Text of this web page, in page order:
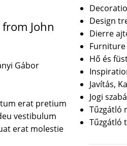
John
Gábor
erat pretium
vestibulum
erat molestie
Design
Dierre
Furniture
Hő és
Javítás,
Jogi
Tűzgátló
Tűzgátló